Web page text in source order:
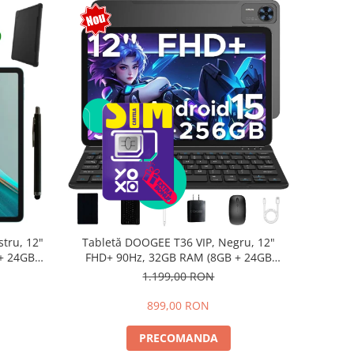
12"
24GB
Tabletă DOOGEE T36 VIP, Negru, 12"
FHD+ 90Hz, 32GB RAM (8GB + 24GB
extensibili), 256GB, Android 15,
1.199,00 RON
899,00 RON
PRECOMANDA